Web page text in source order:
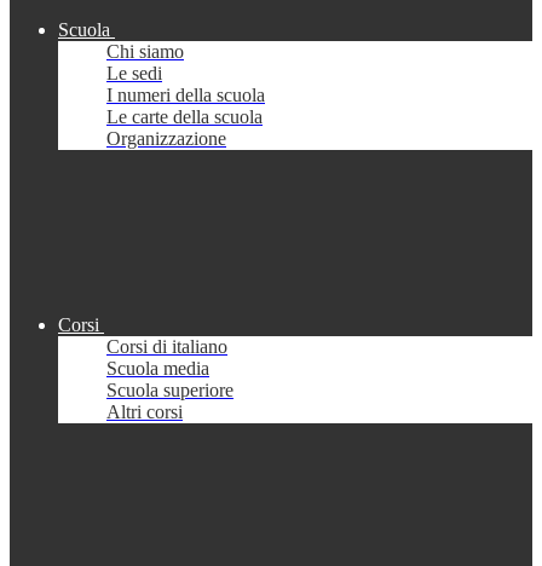
Scuola
Chi siamo
Le sedi
I numeri della scuola
Le carte della scuola
Organizzazione
Corsi
Corsi di italiano
Scuola media
Scuola superiore
Altri corsi